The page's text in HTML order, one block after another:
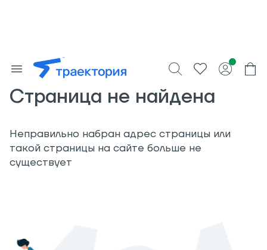
Страница не найдена
Неправильно набран адрес страницы или
такой страницы на сайте больше не
существует